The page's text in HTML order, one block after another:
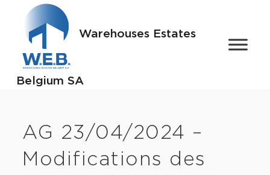
Warehouses Estates
Belgium SA
AG 23/04/2024 –
Modifications des